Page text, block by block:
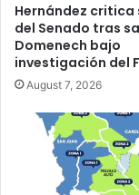
Hernández critica
del Senado tras
Domenech bajo
investigación del
August 7, 2026